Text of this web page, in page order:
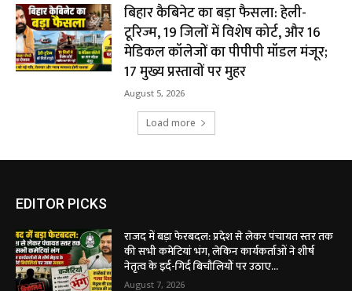
बिहार कैबिनेट का बड़ा फैसला: हेली-
टूरिज्म, 19 जिलों में विशेष कोर्ट, और 16
मेडिकल कॉलेजों का पीपीपी मॉडल मंजूर;
17 मुख्य प्रस्तावों पर मुहर
August 5, 2026
Load more
EDITOR PICKS
राजद में बड़ा फेरबदल: प्रदेश से लेकर पंचायत स्तर तक
की सभी कमेटियां भंग, लेकिन कार्यकर्ताओं ने शीर्ष
नेतृत्व के इर्द-गिर्द बिचौलियों पर उठाए...
August 7, 2026